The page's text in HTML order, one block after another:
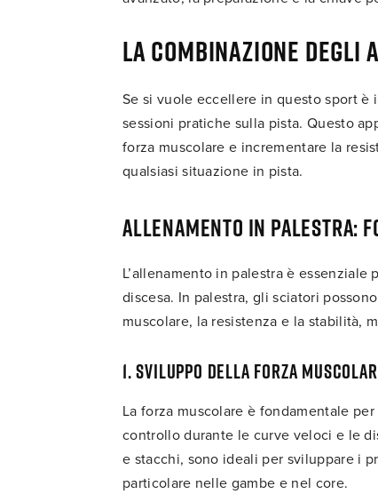
La combinazione
Se si vuole eccellere in questo sport è
sessioni pratiche sulla pista. Questo
forza muscolare e incrementare la
qualsiasi situazione in pista.
Allenamento in palestra:
L’allenamento in palestra è
discesa. In palestra, gli sciatori
muscolare, la resistenza e la stabilità,
1. Sviluppo della forza
La forza muscolare è fondamentale
controllo durante le curve veloci e le
e stacchi, sono ideali per sviluppare i
particolare nelle gambe e nel core.